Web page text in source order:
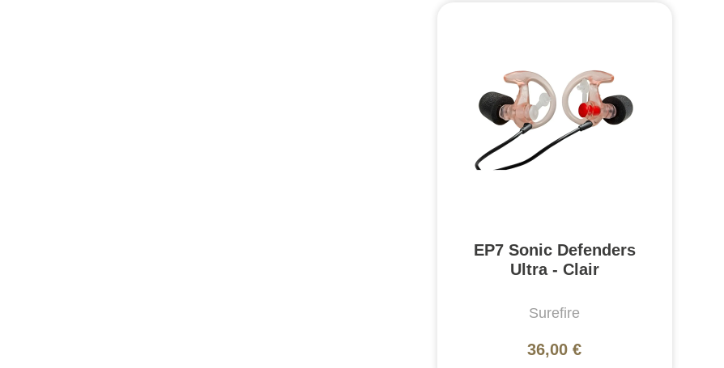
EP7 Sonic Defenders
Ultra - Clair
Surefire
36,00 €